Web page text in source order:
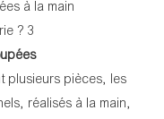
plusieurs pièces, les
réalisés à la main,